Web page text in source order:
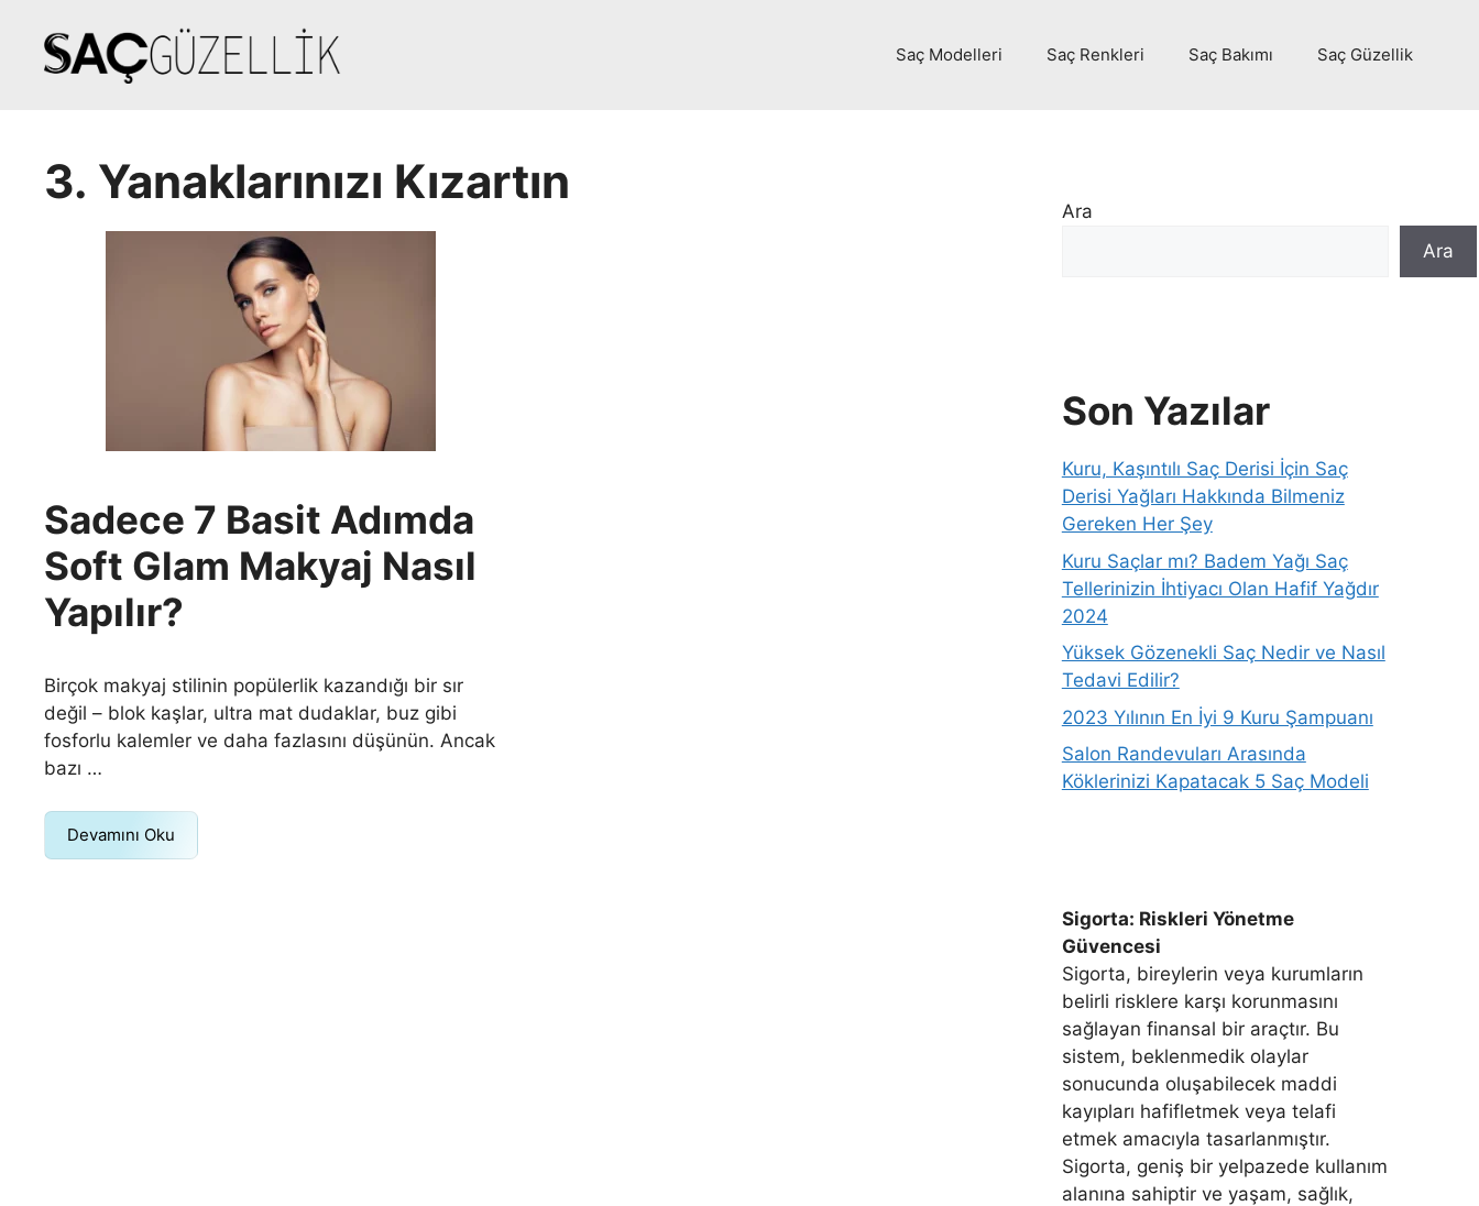
Saç Modelleri Saç Renkleri Saç Bakımı Saç Güzellik
3. Yanaklarınızı Kızartın
Sadece 7 Basit Adımda
Soft Glam Makyaj Nasıl
Yapılır?
Birçok makyaj stilinin popülerlik kazandığı bir sır
değil – blok kaşlar, ultra mat dudaklar, buz gibi
fosforlu kalemler ve daha fazlasını düşünün. Ancak
bazı …
Devamını Oku
Ara
Ara
Son Yazılar
Kuru, Kaşıntılı Saç Derisi İçin Saç
Derisi Yağları Hakkında Bilmeniz
Gereken Her Şey
Kuru Saçlar mı? Badem Yağı Saç
Tellerinizin İhtiyacı Olan Hafif Yağdır
2024
Yüksek Gözenekli Saç Nedir ve Nasıl
Tedavi Edilir?
2023 Yılının En İyi 9 Kuru Şampuanı
Salon Randevuları Arasında
Köklerinizi Kapatacak 5 Saç Modeli
Sigorta: Riskleri Yönetme
Güvencesi
Sigorta, bireylerin veya kurumların
belirli risklere karşı korunmasını
sağlayan finansal bir araçtır. Bu
sistem, beklenmedik olaylar
sonucunda oluşabilecek maddi
kayıpları hafifletmek veya telafi
etmek amacıyla tasarlanmıştır.
Sigorta, geniş bir yelpazede kullanım
alanına sahiptir ve yaşam, sağlık,